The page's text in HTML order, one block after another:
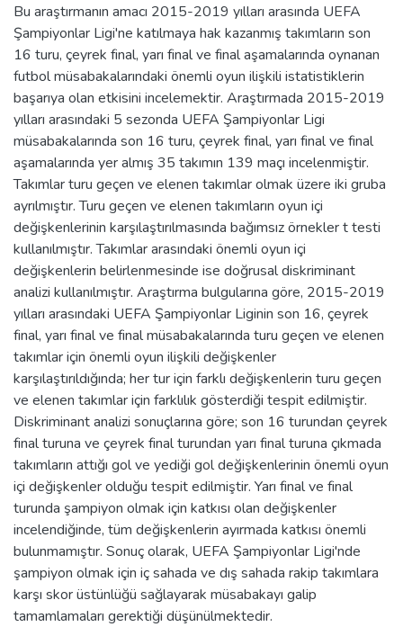
Bu araştırmanın amacı 2015-2019 yılları arasında UEFA
Şampiyonlar Ligi'ne katılmaya hak kazanmış takımların son
16 turu, çeyrek final, yarı final ve final aşamalarında oynanan
futbol müsabakalarındaki önemli oyun ilişkili istatistiklerin
başarıya olan etkisini incelemektir. Araştırmada 2015-2019
yılları arasındaki 5 sezonda UEFA Şampiyonlar Ligi
müsabakalarında son 16 turu, çeyrek final, yarı final ve final
aşamalarında yer almış 35 takımın 139 maçı incelenmiştir.
Takımlar turu geçen ve elenen takımlar olmak üzere iki gruba
ayrılmıştır. Turu geçen ve elenen takımların oyun içi
değişkenlerinin karşılaştırılmasında bağımsız örnekler t testi
kullanılmıştır. Takımlar arasındaki önemli oyun içi
değişkenlerin belirlenmesinde ise doğrusal diskriminant
analizi kullanılmıştır. Araştırma bulgularına göre, 2015-2019
yılları arasındaki UEFA Şampiyonlar Liginin son 16, çeyrek
final, yarı final ve final müsabakalarında turu geçen ve elenen
takımlar için önemli oyun ilişkili değişkenler
karşılaştırıldığında; her tur için farklı değişkenlerin turu geçen
ve elenen takımlar için farklılık gösterdiği tespit edilmiştir.
Diskriminant analizi sonuçlarına göre; son 16 turundan çeyrek
final turuna ve çeyrek final turundan yarı final turuna çıkmada
takımların attığı gol ve yediği gol değişkenlerinin önemli oyun
içi değişkenler olduğu tespit edilmiştir. Yarı final ve final
turunda şampiyon olmak için katkısı olan değişkenler
incelendiğinde, tüm değişkenlerin ayırmada katkısı önemli
bulunmamıştır. Sonuç olarak, UEFA Şampiyonlar Ligi'nde
şampiyon olmak için iç sahada ve dış sahada rakip takımlara
karşı skor üstünlüğü sağlayarak müsabakayı galip
tamamlamaları gerektiği düşünülmektedir.